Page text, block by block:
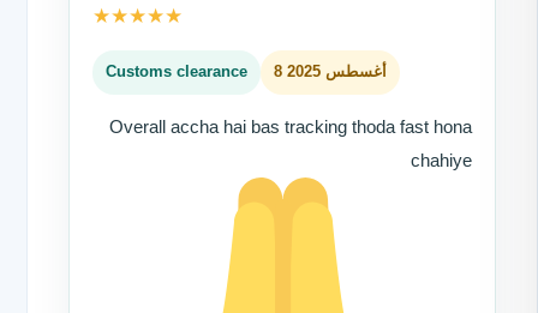
★★★★★
Customs clearance 8 أغسطس 2025
Overall accha hai bas tracking thoda fast hona
chahiye